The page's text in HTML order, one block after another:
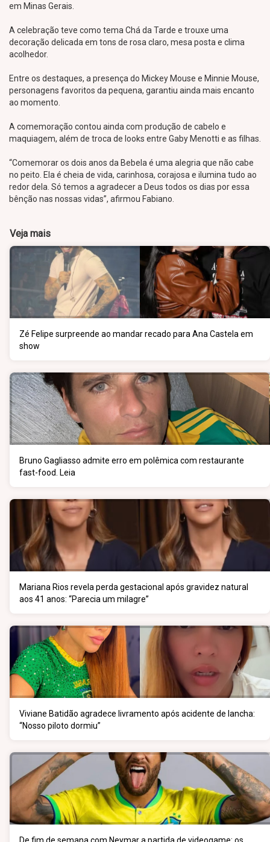
em Minas Gerais.
A celebração teve como tema Chá da Tarde e trouxe uma
decoração delicada em tons de rosa claro, mesa posta e clima
acolhedor.
Entre os destaques, a presença do Mickey Mouse e Minnie Mouse,
personagens favoritos da pequena, garantiu ainda mais encanto
ao momento.
A comemoração contou ainda com produção de cabelo e
maquiagem, além de troca de looks entre Gaby Menotti e as filhas.
“Comemorar os dois anos da Bebela é uma alegria que não cabe
no peito. Ela é cheia de vida, carinhosa, corajosa e ilumina tudo ao
redor dela. Só temos a agradecer a Deus todos os dias por essa
bênção nas nossas vidas”, afirmou Fabiano.
Veja mais
Zé Felipe surpreende ao mandar recado para Ana Castela em
show
Bruno Gagliasso admite erro em polêmica com restaurante
fast-food. Leia
Mariana Rios revela perda gestacional após gravidez natural
aos 41 anos: “Parecia um milagre”
Viviane Batidão agradece livramento após acidente de lancha:
“Nosso piloto dormiu”